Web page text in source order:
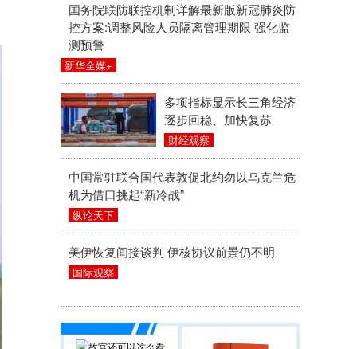
国务院联防联控机制详解最新版新冠肺炎防
控方案:调整风险人员隔离管理期限 强化监
测预警
新华全媒+
多项指标显示长三角经济
逐步回稳、加快复苏
财经观察
中国常驻联合国代表敦促北约勿以乌克兰危
机为借口挑起“新冷战”
纵论天下
美伊恢复间接谈判 伊核协议前景仍不明
国际观察